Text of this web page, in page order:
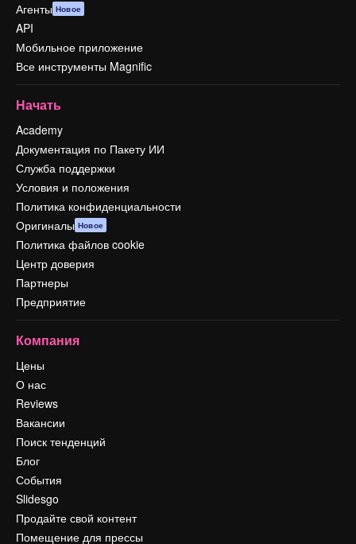
Агенты Новое
API
Мобильное приложение
Все инструменты Magnific
Начать
Academy
Документация по Пакету ИИ
Служба поддержки
Условия и положения
Политика конфиденциальности
Оригиналы Новое
Политика файлов cookie
Центр доверия
Партнеры
Предприятие
Компания
Цены
О нас
Reviews
Вакансии
Поиск тенденций
Блог
События
Slidesgo
Продайте свой контент
Помещение для прессы